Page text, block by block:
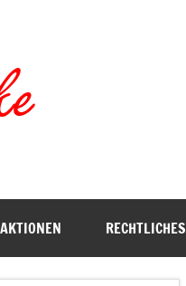
AKTIONEN RECHTLICHES